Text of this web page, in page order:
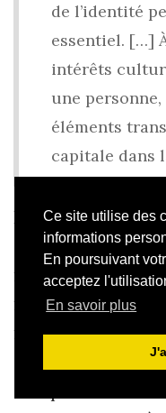
Ce site utilise des
informations
En poursuivant
acceptez
En savoir plus
de l’identité
essentiel. […]
intérêts
une
éléments
capitale dans
DansLa Pariaest
qui s’appuie sur
nationale
reste fermée à
même au niveau
du couple.
compte tous les